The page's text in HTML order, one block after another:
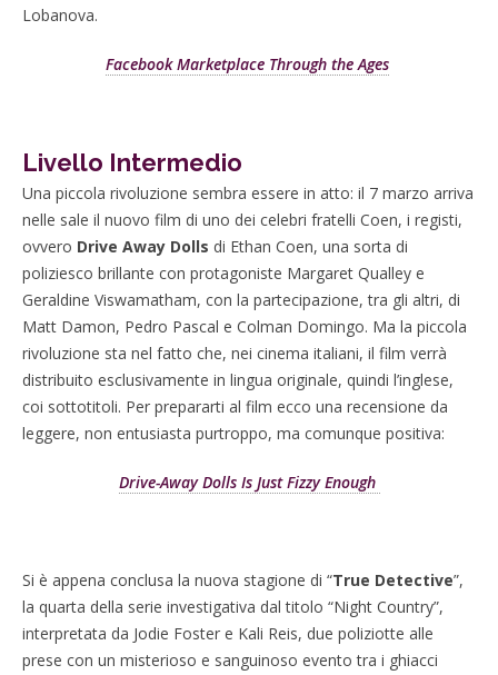
Lobanova.
Facebook Marketplace Through the Ages
Livello Intermedio
Una piccola rivoluzione sembra essere in atto: il 7 marzo arriva
nelle sale il nuovo film di uno dei celebri fratelli Coen, i registi,
ovvero Drive Away Dolls di Ethan Coen, una sorta di
poliziesco brillante con protagoniste Margaret Qualley e
Geraldine Viswamatham, con la partecipazione, tra gli altri, di
Matt Damon, Pedro Pascal e Colman Domingo. Ma la piccola
rivoluzione sta nel fatto che, nei cinema italiani, il film verrà
distribuito esclusivamente in lingua originale, quindi l’inglese,
coi sottotitoli. Per prepararti al film ecco una recensione da
leggere, non entusiasta purtroppo, ma comunque positiva:
Drive-Away Dolls Is Just Fizzy Enough
Si è appena conclusa la nuova stagione di “True Detective”,
la quarta della serie investigativa dal titolo “Night Country”,
interpretata da Jodie Foster e Kali Reis, due poliziotte alle
prese con un misterioso e sanguinoso evento tra i ghiacci